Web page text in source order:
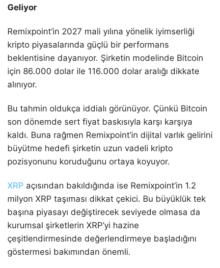
Geliyor
Remixpoint’in 2027 mali yılına yönelik iyimserliği
kripto piyasalarında güçlü bir performans
beklentisine dayanıyor. Şirketin modelinde Bitcoin
için 86.000 dolar ile 116.000 dolar aralığı dikkate
alınıyor.
Bu tahmin oldukça iddialı görünüyor. Çünkü Bitcoin
son dönemde sert fiyat baskısıyla karşı karşıya
kaldı. Buna rağmen Remixpoint’in dijital varlık gelirini
büyütme hedefi şirketin uzun vadeli kripto
pozisyonunu koruduğunu ortaya koyuyor.
XRP açısından bakıldığında ise Remixpoint’in 1.2
milyon XRP taşıması dikkat çekici. Bu büyüklük tek
başına piyasayı değiştirecek seviyede olmasa da
kurumsal şirketlerin XRP’yi hazine
çeşitlendirmesinde değerlendirmeye başladığını
göstermesi bakımından önemli.